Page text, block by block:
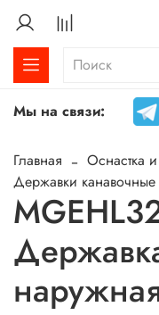
Мы на связи:
Главная Оснастка
Державки канавочные